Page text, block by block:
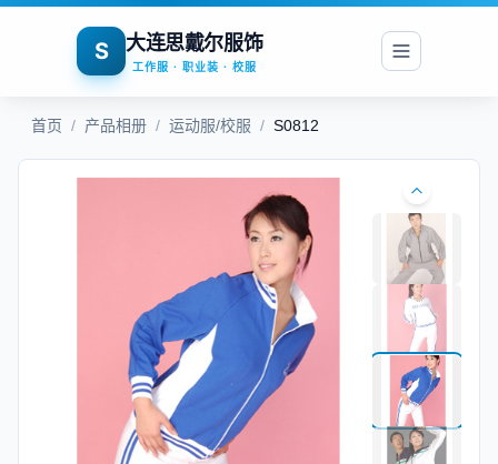
S 大连思戴尔服饰
工作服 · 职业装 · 校服
首页 / 产品相册 / 运动服/校服 / S0812